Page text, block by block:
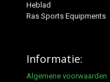
Heblad
Ras Sports Equipments
Informatie:
Algemene voorwaarden